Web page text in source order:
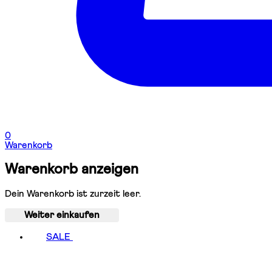
0
Warenkorb
Warenkorb anzeigen
Dein Warenkorb ist zurzeit leer.
Weiter einkaufen
SALE